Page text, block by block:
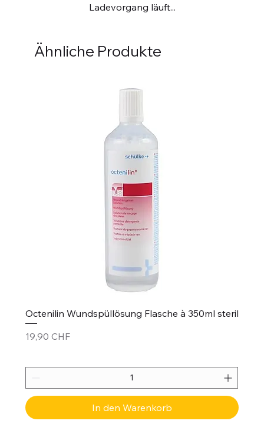
Ladevorgang läuft...
Ähnliche Produkte
Octenilin Wundspüllösung Flasche à 350ml steril
Preis
19,90 CHF
In den Warenkorb